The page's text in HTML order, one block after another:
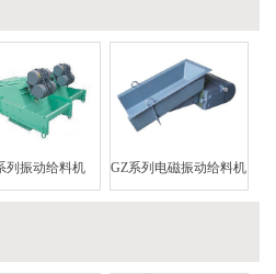
列振动给料机 GZ系列电磁振动给料机